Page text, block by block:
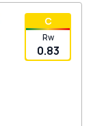
C
Rw
0.83